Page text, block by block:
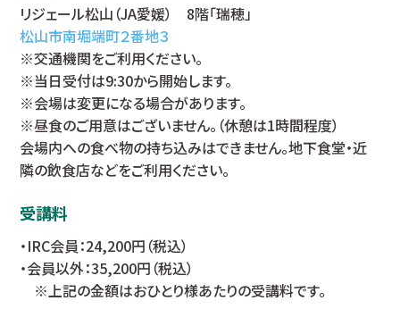
リジェール松山（JA愛媛） 8階「瑞穂」
松山市南堀端町２番地３
※交通機関をご利用ください。
※当日受付は9:30から開始します。
※会場は変更になる場合があります。
※昼食のご用意はございません。（休憩は1時間程度）
会場内への食べ物の持ち込みはできません。地下食堂・近
隣の飲食店などをご利用ください。
受講料
・IRC会員：24,200円（税込）
・会員以外：35,200円（税込）
※上記の金額はおひとり様あたりの受講料です。